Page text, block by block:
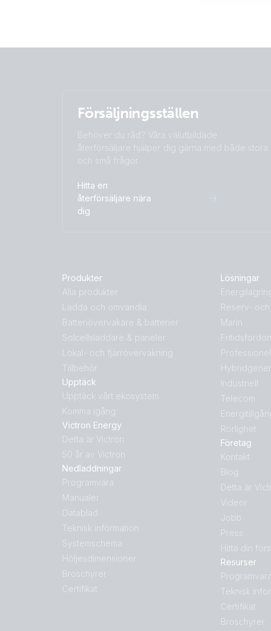
Försäljningsställen
Behöver du råd? Våra välutbildade
återförsäljare hjälper dig gärna med både stora
och små frågor.
Hitta en
återförsäljare nära
dig
Produkter
Alla produkter
Ladda och omvandla
Batteriövervakare & batterier
Solcellsladdare & paneler
Lokal- och fjärrövervakning
Tillbehör
Upptäck
Upptäck vårt ekosystem
Komma igång
Victron Energy
Detta är Victron
50 år av Victron
Nedladdningar
Programvara
Manualer
Datablad
Teknisk information
Systemschema
Höljesdimensioner
Broschyrer
Certifikat
Lösningar
Reserv-
Marin
Fritidsfordon
Industriell
Telecom
Rörlighet
Företag
Kontakt
Blog
Detta är
Videor
Jobb
Press
Hitta din
Resurser
Programvara
Teknisk
Certifikat
Broschyrer